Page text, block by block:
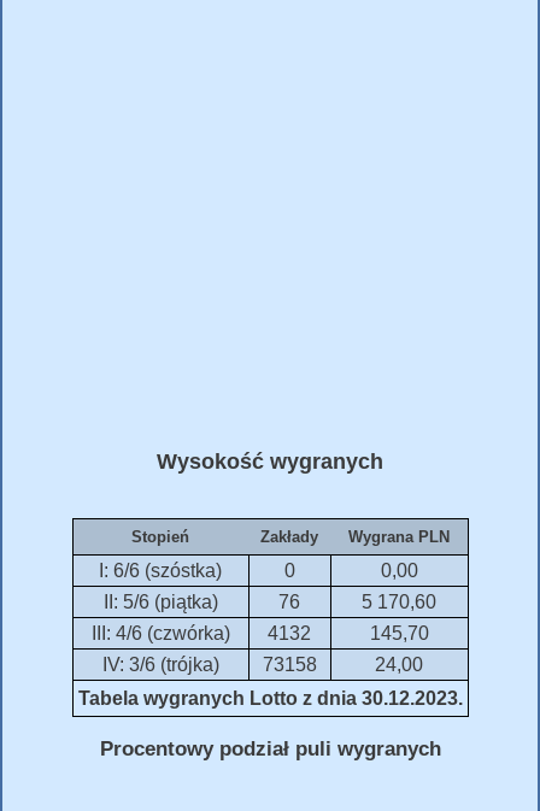
Wysokość wygranych
Stopień Zakłady Wygrana PLN
I: 6/6 (szóstka) 0
0,00
II: 5/6 (piątka)
76
5 170,60
III: 4/6 (czwórka)
4132
145,70
IV: 3/6 (trójka)
73158
24,00
Tabela wygranych Lotto z dnia 30.12.2023.
Procentowy podział puli wygranych